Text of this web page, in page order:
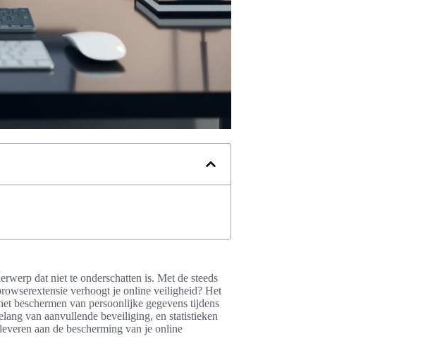
dat niet te onderschatten is. Met de steeds
verhoogt je online veiligheid? Het
beschermen van persoonlijke gegevens tijdens
van aanvullende beveiliging, en statistieken
aan de bescherming van je online